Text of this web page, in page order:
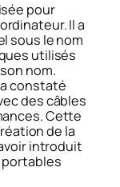
pour
Il a
sous le nom
utilisés
nom.
constaté
des câbles
Cette
de la
introduit